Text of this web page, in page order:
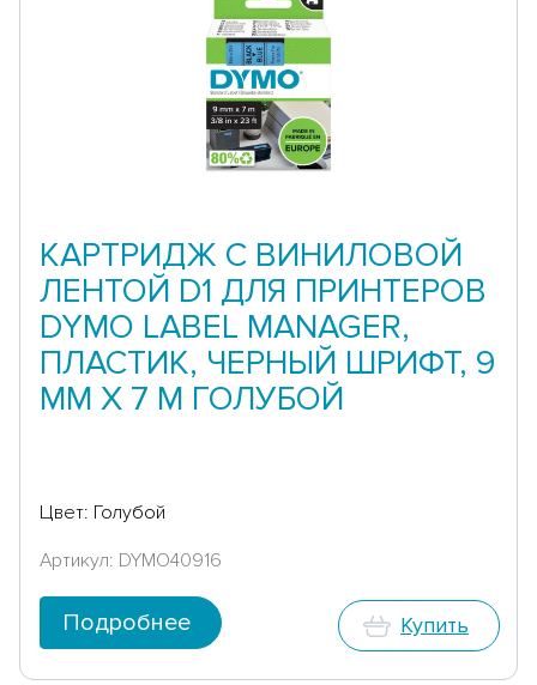
КАРТРИДЖ С ВИНИЛОВОЙ
ЛЕНТОЙ D1 ДЛЯ ПРИНТЕРОВ
DYMO LABEL MANAGER,
ПЛАСТИК, ЧЕРНЫЙ ШРИФТ, 9
ММ Х 7 М ГОЛУБОЙ
Цвет: Голубой
Артикул: DYMO40916
Подробнее Купить